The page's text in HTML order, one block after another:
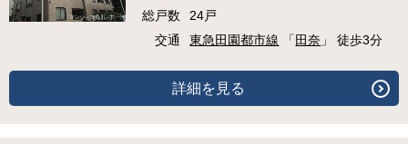
総戸数
24戸
交通
東急田園都市線 「 田奈 」 徒歩3分
詳細を見る